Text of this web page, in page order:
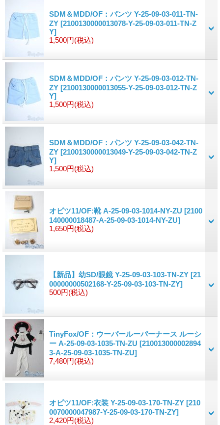
SDM＆MDD/OF：パンツ Y-25-09-03-011-TN-
ZY [2100130000013078-Y-25-09-03-011-TN-Z
Y]
1,500円(税込)
SDM＆MDD/OF：パンツ Y-25-09-03-012-TN-
ZY [2100130000013055-Y-25-09-03-012-TN-Z
Y]
1,500円(税込)
SDM＆MDD/OF：パンツ Y-25-09-03-042-TN-
ZY [2100130000013049-Y-25-09-03-042-TN-Z
Y]
1,500円(税込)
オビツ11/OF:靴 A-25-09-03-1014-NY-ZU [2100
140000018487-A-25-09-03-1014-NY-ZU]
1,650円(税込)
【新品】幼SD/眼鏡 Y-25-09-03-103-TN-ZY [21
00000000502168-Y-25-09-03-103-TN-ZY]
500円(税込)
TinyFox/OF：ウーパールーパーナース ルーシ
ー A-25-09-03-1035-TN-ZU [210013000002894
3-A-25-09-03-1035-TN-ZU]
7,480円(税込)
オビツ11/OF:衣装 Y-25-09-03-170-TN-ZY [210
0070000047987-Y-25-09-03-170-TN-ZY]
2,420円(税込)